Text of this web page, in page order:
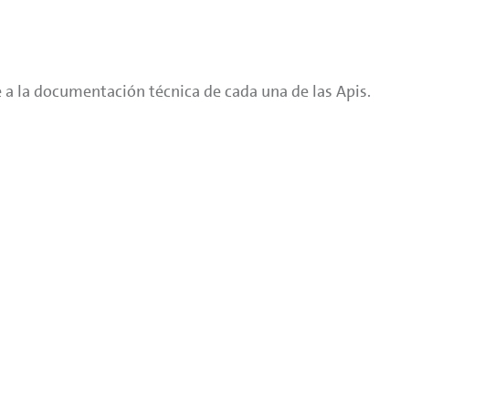
la documentación técnica de cada una de las Apis.